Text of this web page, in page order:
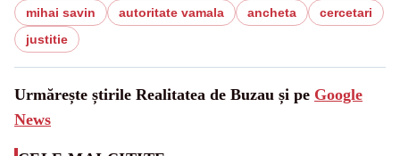
mihai savin autoritate vamala ancheta
cercetari
justitie
Urmărește știrile Realitatea de Buzau și pe Google
News